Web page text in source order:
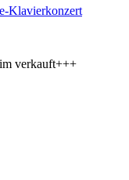
Klavierkonzert
verkauft+++